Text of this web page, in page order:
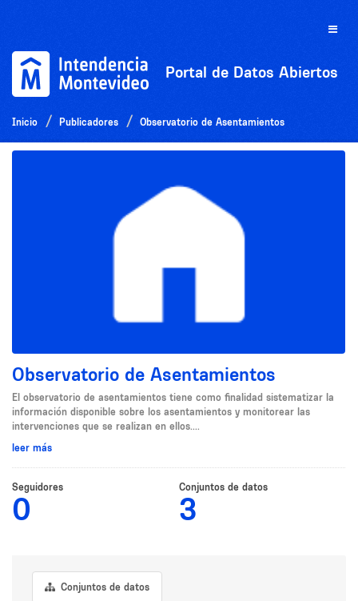
Toggle
Portal de Datos Abiertos
Inicio Publicadores Observatorio de Asentamientos
Observatorio de Asentamientos
El observatorio de asentamientos tiene como finalidad sistematizar la
información disponible sobre los asentamientos y monitorear las
intervenciones que se realizan en ellos....
leer más
Seguidores
0
Conjuntos de datos
3
Conjuntos de datos